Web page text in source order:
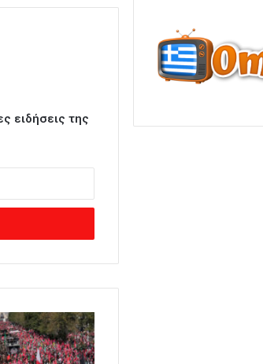
ειδήσεις της